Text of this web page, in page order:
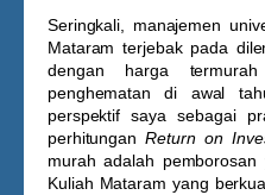
Seringkali, manajemen
Mataram terjebak pada
dengan harga
penghematan di awal
perspektif saya sebagai
perhitunganReturn on
murah adalah
Kuliah Mataram yang